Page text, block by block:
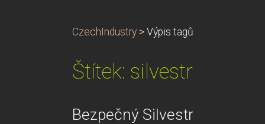
CzechIndustry > Výpis tagů
Štítek: silvestr
Bezpečný Silvestr